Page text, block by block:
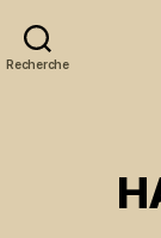
Recherche